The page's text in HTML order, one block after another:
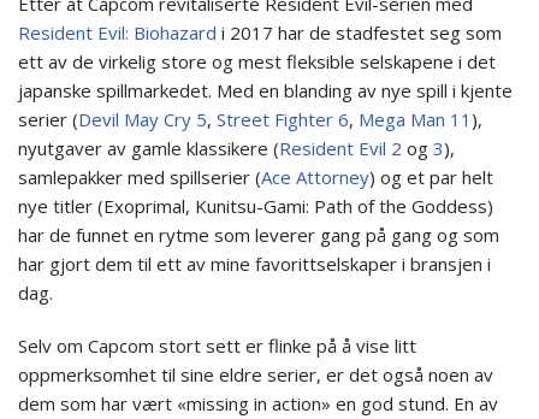
Resident Evil: Biohazard i 2017 har de stadfestet seg som
ett av de virkelig store og mest fleksible selskapene i det
japanske spillmarkedet. Med en blanding av nye spill i kjente
serier (Devil May Cry 5, Street Fighter 6, Mega Man 11 ),
nyutgaver av gamle klassikere (Resident Evil 2 og 3),
samlepakker med spillserier (Ace Attorney) og et par helt
nye titler (Exoprimal, Kunitsu-Gami: Path of the Goddess)
har de funnet en rytme som leverer gang på gang og som
har gjort dem til ett av mine favorittselskaper i bransjen i
dag.
Selv om Capcom stort sett er flinke på å vise litt
oppmerksomhet til sine eldre serier, er det også noen av
dem som har vært «missing in action» en god stund. En av